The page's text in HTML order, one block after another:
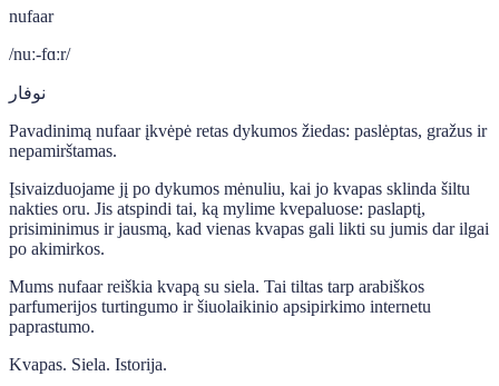
nufaar
/nuː-fɑːr/
نوفار
Pavadinimą nufaar įkvėpė retas dykumos žiedas: paslėptas, gražus ir
nepamirštamas.
Įsivaizduojame jį po dykumos mėnuliu, kai jo kvapas sklinda šiltu
nakties oru. Jis atspindi tai, ką mylime kvepaluose: paslaptį,
prisiminimus ir jausmą, kad vienas kvapas gali likti su jumis dar ilgai
po akimirkos.
Mums nufaar reiškia kvapą su siela. Tai tiltas tarp arabiškos
parfumerijos turtingumo ir šiuolaikinio apsipirkimo internetu
paprastumo.
Kvapas. Siela. Istorija.